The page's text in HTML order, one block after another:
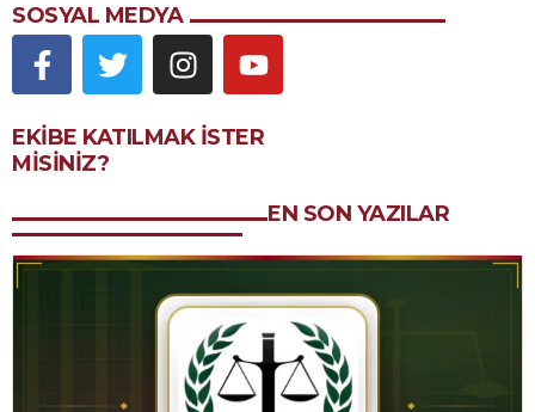
SOSYAL MEDYA
EKIBE KATILMAK ISTER
MISINIZ?
EN SON YAZILAR